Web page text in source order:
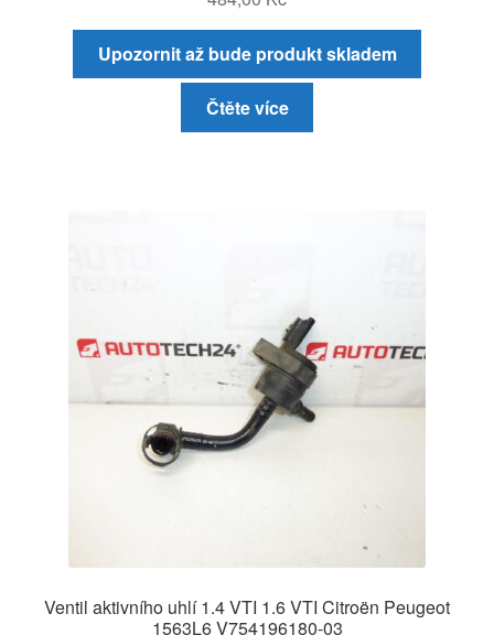
Upozornit až bude produkt skladem
Čtěte více
Ventil aktivního uhlí 1.4 VTI 1.6 VTI Citroën Peugeot
1563L6 V754196180-03